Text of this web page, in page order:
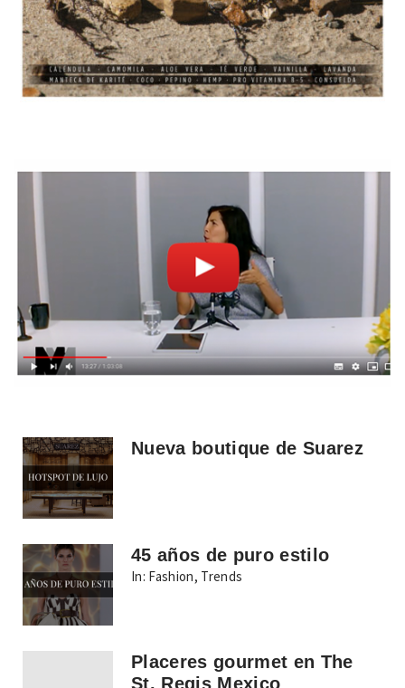
Nueva boutique de Suarez
45 años de puro estilo
In: Fashion, Trends
Placeres gourmet en The
St. Regis Mexico